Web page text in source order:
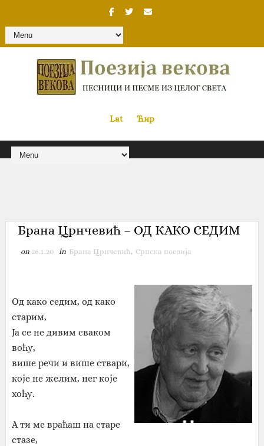
Lat« Ћир
Брана Црнчевић – ОД КАКО СЕДИМ
on 26.1.20 in Брана Црнчевић, Српска поезија
Од како седим, од како
старим,
Ја се не дивим сваком
воћу,
више речи и више ствари,
које не желим, нег које
хоћу.
А ти ме враћаш на старе
стазе,